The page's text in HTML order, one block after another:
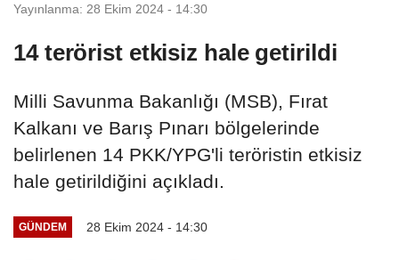
Yayınlanma: 28 Ekim 2024 - 14:30
14 terörist etkisiz hale getirildi
Milli Savunma Bakanlığı (MSB), Fırat
Kalkanı ve Barış Pınarı bölgelerinde
belirlenen 14 PKK/YPG'li teröristin etkisiz
hale getirildiğini açıkladı.
GÜNDEM 28 Ekim 2024 - 14:30